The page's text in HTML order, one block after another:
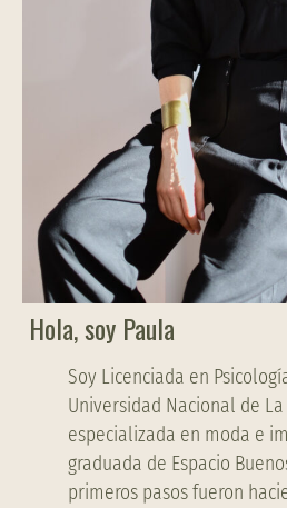
Hola, soy Paula
Soy Licenciada en
Universidad Nacional de
especializada en moda e
graduada de Espacio
primeros pasos fueron